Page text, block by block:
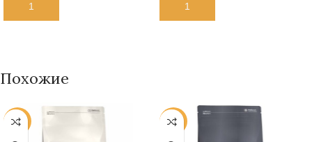
В КОРЗИНУ В КОРЗИНУ
Похожие
-25% -25%